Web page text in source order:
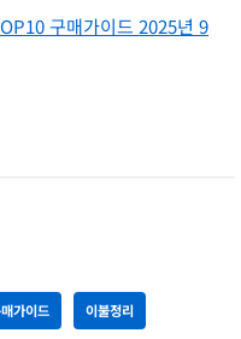
구매가이드 2025년 9
가이드 이불정리